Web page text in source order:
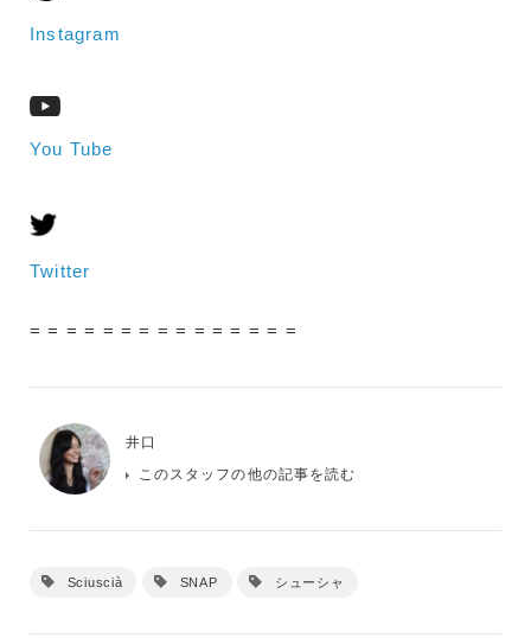
Instagram
You Tube
Twitter
= = = = = = = = = = = = = = =
井口
このスタッフの他の記事を読む
Sciuscià SNAP シューシャ